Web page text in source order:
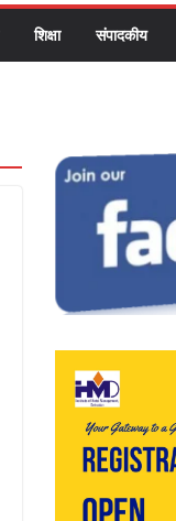
शिक्षा संपादकीय